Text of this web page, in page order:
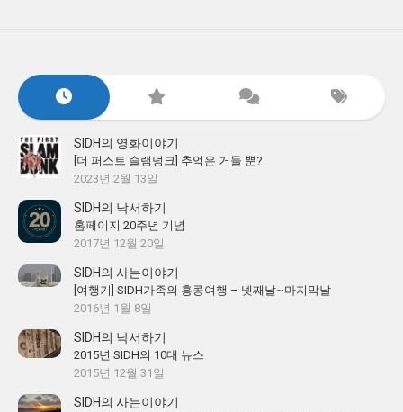
SIDH의 영화이야기
[더 퍼스트 슬램덩크] 추억은 거들 뿐?
2023년 2월 13일
SIDH의 낙서하기
홈페이지 20주년 기념
2017년 12월 20일
SIDH의 사는이야기
[여행기] SIDH가족의 홍콩여행 – 넷째날~마지막날
2016년 1월 8일
SIDH의 낙서하기
2015년 SIDH의 10대 뉴스
2015년 12월 31일
SIDH의 사는이야기